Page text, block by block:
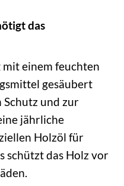
das
einem feuchten
gesäubert
und zur
jährliche
Holzöl für
schützt das Holz vor